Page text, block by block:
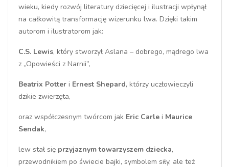
wieku, kiedy rozwój literatury dziecięcej i ilustracji wpłynął
na całkowitą transformację wizerunku lwa. Dzięki takim
autorom i ilustratorom jak:
C.S. Lewis, który stworzył Aslana – dobrego, mądrego lwa
z „Opowieści z Narnii”,
Beatrix Potter i Ernest Shepard, którzy uczłowieczyli
dzikie zwierzęta,
oraz współczesnym twórcom jak Eric Carle i Maurice
Sendak,
lew stał się przyjaznym towarzyszem dziecka,
przewodnikiem po świecie bajki, symbolem siły, ale też